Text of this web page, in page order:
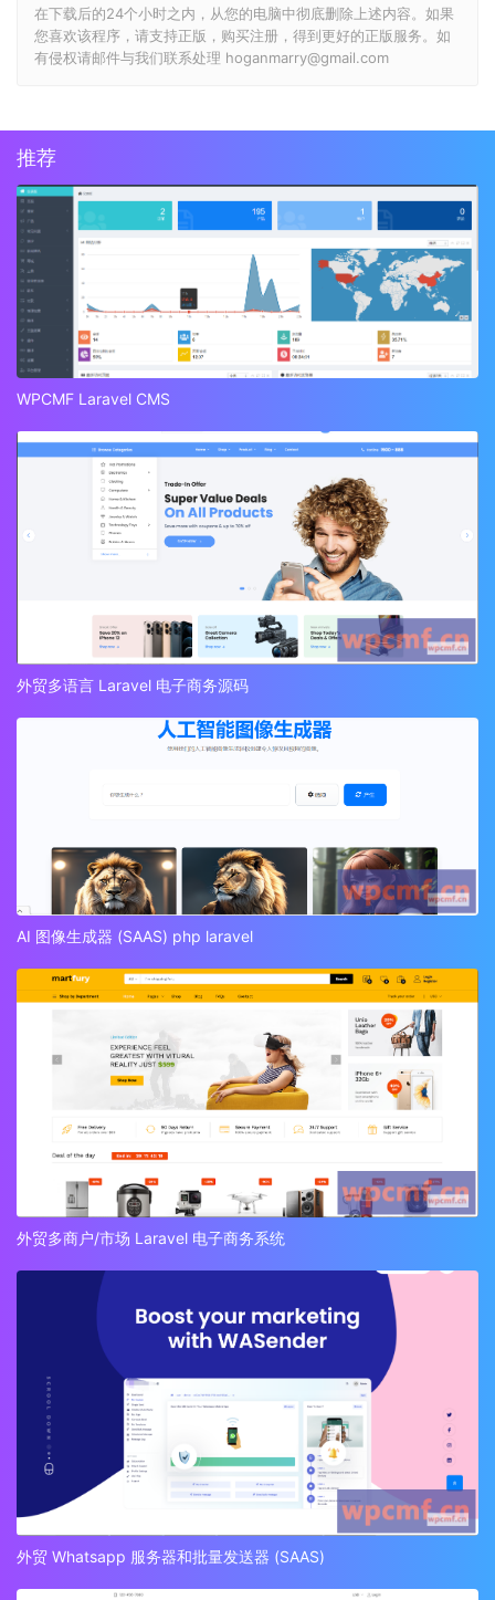
在下载后的24个小时之内，从您的电脑中彻底删除上述内容。如果
您喜欢该程序，请支持正版，购买注册，得到更好的正版服务。如
有侵权请邮件与我们联系处理 hoganmarry@gmail.com
推荐
WPCMF Laravel CMS
外贸多语言 Laravel 电子商务源码
AI 图像生成器 (SAAS) php laravel
外贸多商户/市场 Laravel 电子商务系统
外贸 Whatsapp 服务器和批量发送器 (SAAS)